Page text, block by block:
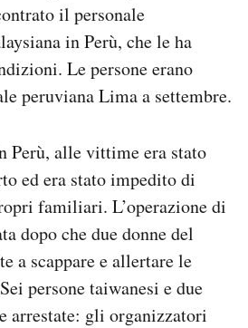
il personale
in Perù, che le ha
Le persone erano
peruviana Lima a settembre.
Perù, alle vittime era stato
ed era stato impedito di
familiari. L’operazione di
dopo che due donne del
a scappare e allertare le
persone taiwanesi e due
arrestate: gli organizzatori